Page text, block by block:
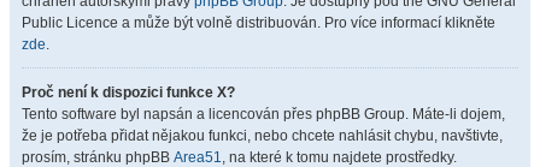
Public Licence a může být volně distribuován. Pro více informací klikněte
zde.
Proč není k dispozici funkce X?
Tento software byl napsán a licencován přes phpBB Group. Máte-li dojem,
že je potřeba přidat nějakou funkci, nebo chcete nahlásit chybu, navštivte,
prosím, stránku phpBB Area51, na které k tomu najdete prostředky.